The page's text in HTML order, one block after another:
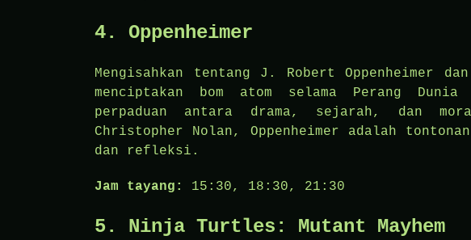
4. Oppenheimer
Mengisahkan tentang J. Robert Oppenheimer
menciptakan bom atom selama Perang
perpaduan antara drama, sejarah, dan
Christopher Nolan, Oppenheimer adalah
dan refleksi.
Jam tayang: 15:30, 18:30, 21:30
5. Ninja Turtles: Mutant Mayhem